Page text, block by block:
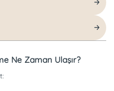
Ne Zaman Ulaşır?